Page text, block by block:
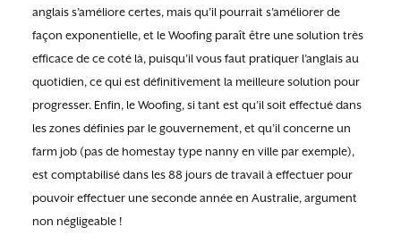
anglais s’améliore certes, mais qu’il pourrait s’améliorer de
façon exponentielle, et le Woofing paraît être une solution très
efficace de ce coté là, puisqu’il vous faut pratiquer l’anglais au
quotidien, ce qui est définitivement la meilleure solution pour
progresser. Enfin, le Woofing, si tant est qu’il soit effectué dans
les zones définies par le gouvernement, et qu’il concerne un
farm job (pas de homestay type nanny en ville par exemple),
est comptabilisé dans les 88 jours de travail à effectuer pour
pouvoir effectuer une seconde année en Australie, argument
non négligeable !